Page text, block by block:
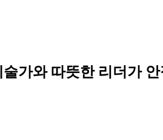
가와 따뜻한 리더가 안